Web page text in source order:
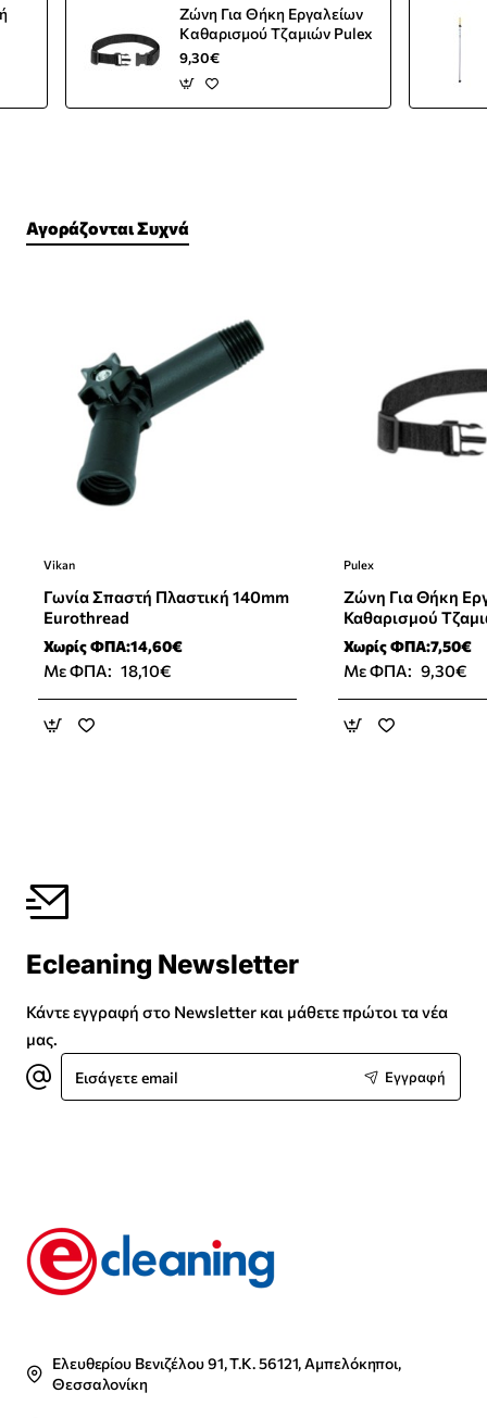
Ζώνη Για Θήκη Εργαλείων
Καθαρισμού Τζαμιών Pulex
9,30€
Αγοράζονται Συχνά
Vikan
Γωνία Σπαστή Πλαστική 140mm
Eurothread
Χωρίς ΦΠΑ:14,60€
Με ΦΠΑ: 18,10€
Pulex
Ζώνη Για Θήκη
Καθαρισμού
Χωρίς ΦΠΑ:7,50€
Με ΦΠΑ: 9,30€
Ecleaning Newsletter
Κάντε εγγραφή στο Newsletter και μάθετε πρώτοι τα νέα
μας.
Εισάγετε
email
Εγγραφή
Ελευθερίου Βενιζέλου 91, Τ.Κ. 56121, Αμπελόκηποι,
Θεσσαλονίκη